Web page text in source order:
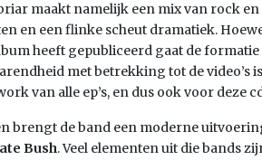
maakt namelijk een mix van rock
en een flinke scheut dramatiek.
heeft gepubliceerd gaat de
met betrekking tot de video’s
van alle ep’s, en dus ook voor deze
brengt de band een moderne
Bush. Veel elementen uit die bands